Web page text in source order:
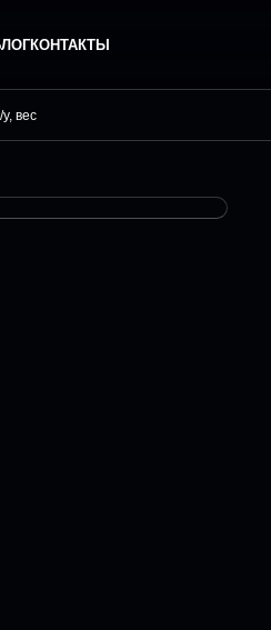
КОНТАКТЫ
вес